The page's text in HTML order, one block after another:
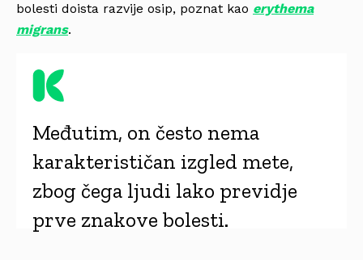
bolesti doista razvije osip, poznat kao erythema
migrans.
Međutim, on često nema
karakterističan izgled mete,
zbog čega ljudi lako previdje
prve znakove bolesti.